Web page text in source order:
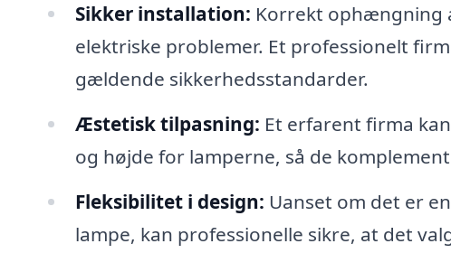
Sikker installation: Korrekt ophængning
elektriske problemer. Et professionelt
gældende sikkerhedsstandarder.
Æstetisk tilpasning: Et erfarent firma
og højde for lamperne, så de
Fleksibilitet i design: Uanset om det er
lampe, kan professionelle sikre, at det